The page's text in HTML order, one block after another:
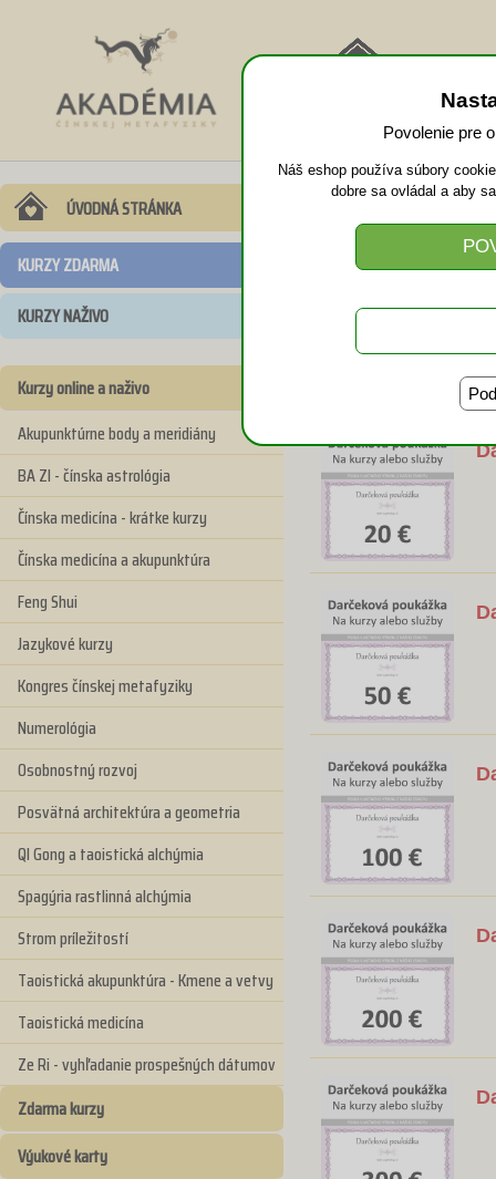
Povolenie pre
Náš eshop používa súbory
dobre sa ovládal a aby
ÚVODNÁ STRÁNKA
KURZY ZDARMA
KURZY NAŽIVO
Kurzy online a naživo
Akupunktúrne body a meridiány
BA ZI - čínska astrológia
Čínska medicína - krátke kurzy
Čínska medicína a akupunktúra
Feng Shui
Jazykové kurzy
Kongres čínskej metafyziky
Numerológia
Osobnostný rozvoj
Posvätná architektúra a geometria
QI Gong a taoistická alchýmia
Spagýria rastlinná alchýmia
Strom príležitostí
Taoistická akupunktúra - Kmene a vetvy
Taoistická medicína
Ze Ri - vyhľadanie prospešných dátumov
Zdarma kurzy
Výukové karty